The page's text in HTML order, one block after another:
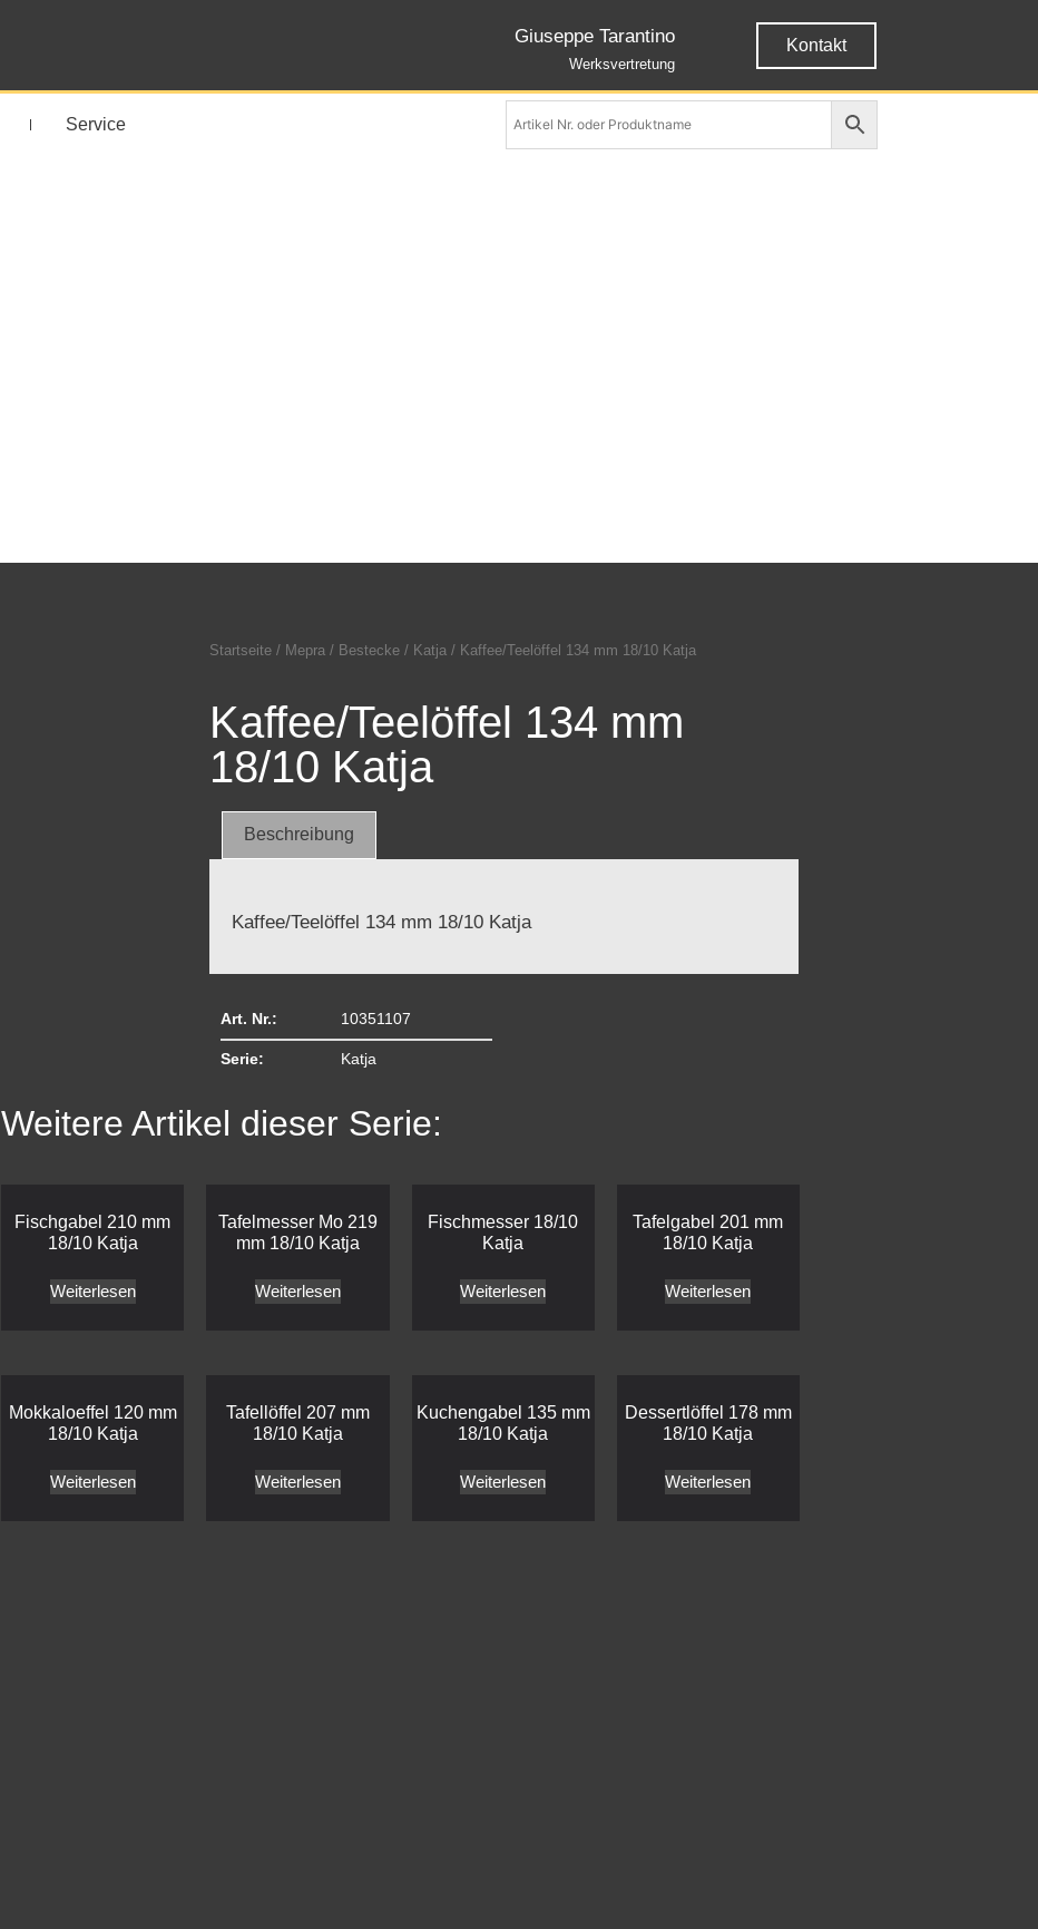
Giuseppe Tarantino
Werksvertretung
Kontakt
Service
Startseite / Mepra / Bestecke / Katja / Kaffee/Teelöffel 134 mm 18/10 Katja
Kaffee/Teelöffel 134 mm
18/10 Katja
Beschreibung
Kaffee/Teelöffel 134 mm 18/10 Katja
Art. Nr.: 10351107
Serie: Katja
Weitere Artikel dieser Serie:
Fischgabel 210 mm
18/10 Katja
Weiterlesen
Tafelmesser Mo 219
mm 18/10 Katja
Weiterlesen
Fischmesser 18/10
Katja
Weiterlesen
Tafelgabel 201 mm
18/10 Katja
Weiterlesen
Mokkaloeffel 120 mm
18/10 Katja
Weiterlesen
Tafellöffel 207 mm
18/10 Katja
Weiterlesen
Kuchengabel 135 mm
18/10 Katja
Weiterlesen
Dessertlöffel 178 mm
18/10 Katja
Weiterlesen